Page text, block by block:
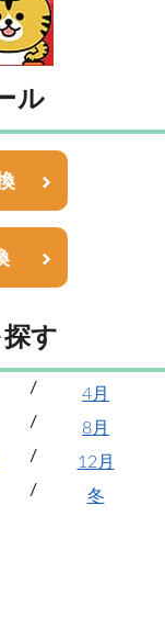
ル
す
4月
8月
12月
冬